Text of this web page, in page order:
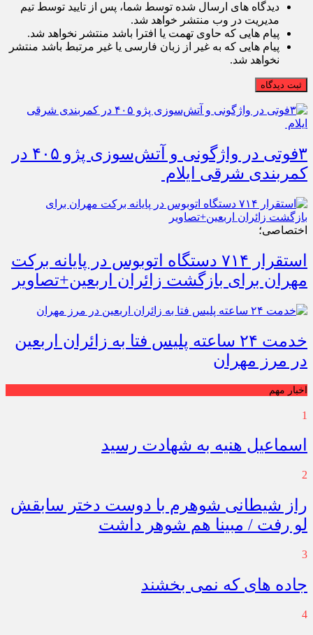
دیدگاه های ارسال شده توسط شما، پس از تایید توسط تیم
مدیریت در وب منتشر خواهد شد.
پیام هایی که حاوی تهمت یا افترا باشد منتشر نخواهد شد.
پیام هایی که به غیر از زبان فارسی یا غیر مرتبط باشد منتشر
نخواهد شد.
ثبت دیدگاه
۳فوتی در واژگونی و آتش‌سوزی پژو ۴۰۵ در
کمربندی شرقی ایلام
اختصاصی؛
استقرار ۷۱۴ دستگاه اتوبوس در پایانه برکت
مهران برای بازگشت زائران اربعین+تصاویر
خدمت ۲۴ ساعته پلیس فتا به زائران اربعین
در مرز مهران
اخبار مهم
1
اسماعیل هنیه به شهادت رسید
2
راز شیطانی شوهرم با دوست دختر سابقش
لو رفت / مبینا هم شوهر داشت
3
جاده های که نمی بخشند
4